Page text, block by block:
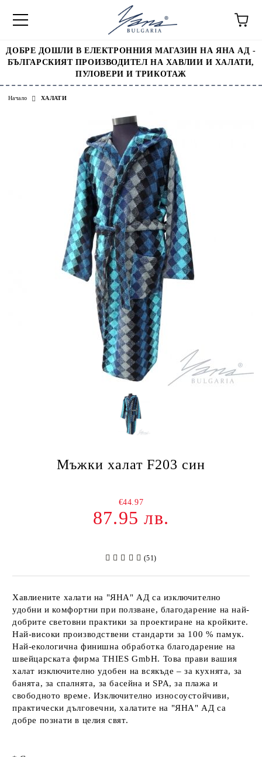
ДОБРЕ ДОШЛИ В ЕЛЕКТРОННИЯ МАГАЗИН НА ЯНА АД -
БЪЛГАРСКИЯТ ПРОИЗВОДИТЕЛ НА ХАВЛИИ И ХАЛАТИ,
ПУЛОВЕРИ И ТРИКОТАЖ
Начало ХАЛАТИ
Мъжки халат F203 син
€44.97
87.95 лв.
(51)
Хавлиените халати на "ЯНА" АД са изключително
удобни и комфортни при ползване, благодарение на най-
добрите световни практики за проектиране на кройките.
Най-високи производствени стандарти за 100 % памук.
Най-екологична финишна обработка благодарение на
швейцарската фирмаTHIES GmbH. Това прави вашия
халат изключително удобен на всякъде – за кухнята, за
банята, за спалнята, за басейна и SPA, за плажа и
свободното време. Изключително износоустойчиви,
практически дълговечни, халатите на "ЯНА" АД са
добре познати в целия свят.